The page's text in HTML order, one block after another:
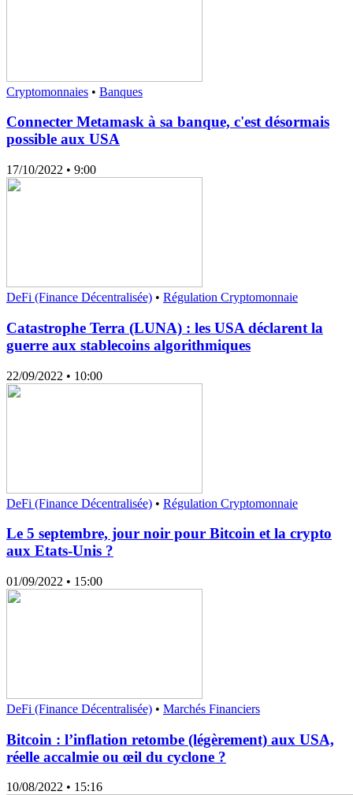
Cryptomonnaies • Banques
Connecter Metamask à sa banque, c'est désormais
possible aux USA
17/10/2022 • 9:00
DeFi (Finance Décentralisée) • Régulation Cryptomonnaie
Catastrophe Terra (LUNA) : les USA déclarent la
guerre aux stablecoins algorithmiques
22/09/2022 • 10:00
DeFi (Finance Décentralisée) • Régulation Cryptomonnaie
Le 5 septembre, jour noir pour Bitcoin et la crypto
aux Etats-Unis ?
01/09/2022 • 15:00
DeFi (Finance Décentralisée) • Marchés Financiers
Bitcoin : l’inflation retombe (légèrement) aux USA,
réelle accalmie ou œil du cyclone ?
10/08/2022 • 15:16